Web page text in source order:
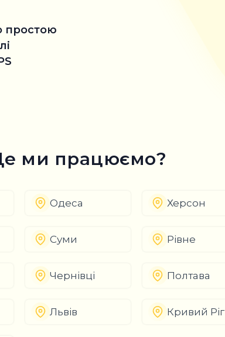
простою
ми працюємо?
Одеса Херсон
Суми Рівне
Чернівці Полтава
Львів Кривий Ріг